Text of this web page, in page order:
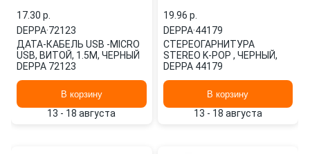
17.30 p.
DEPPA·72123
ДАТА-КАБЕЛЬ USB -MICRO
USB, ВИТОЙ, 1.5М, ЧЕРНЫЙ
DEPPA 72123
В корзину
13 - 18 августа
19.96 p.
DEPPA·44179
СТЕРЕОГАРНИТУРА
STEREO K-POP , ЧЕРНЫЙ,
DEPPA 44179
В корзину
13 - 18 августа